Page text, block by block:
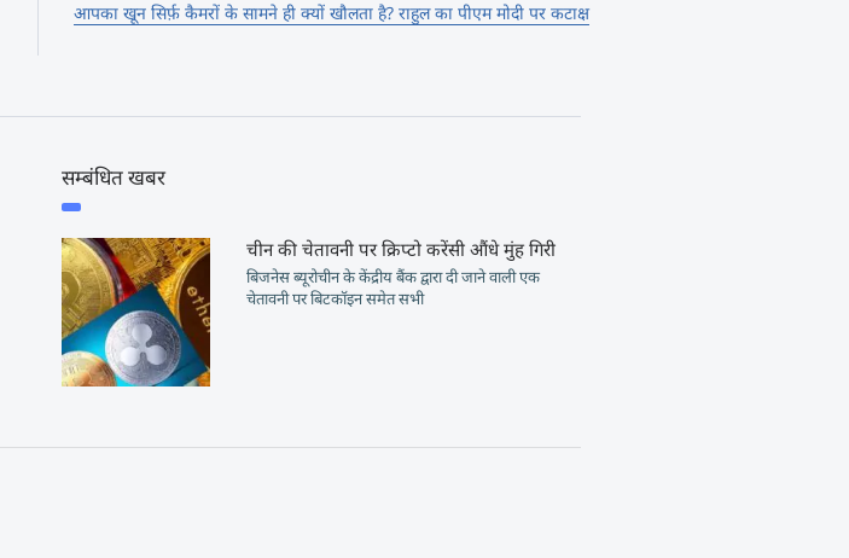
आपका खून सिर्फ़ कैमरों के सामने ही क्यों खौलता है? राहुल का पीएम मोदी पर कटाक्ष
सम्बंधित खबर
चीन की चेतावनी पर क्रिप्टो करेंसी औंधे मुंह गिरी
बिजनेस ब्यूरोचीन के केंद्रीय बैंक द्वारा दी जाने वाली एक
चेतावनी पर बिटकॉइन समेत सभी